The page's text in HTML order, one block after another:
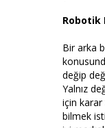
Robotik
Bir arka
değip
Yalnız
için karar
bilmek